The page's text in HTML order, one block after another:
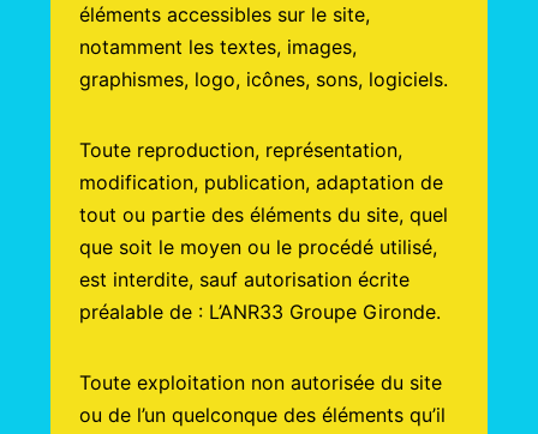
éléments accessibles sur le site,
notamment les textes, images,
graphismes, logo, icônes, sons, logiciels.
Toute reproduction, représentation,
modification, publication, adaptation de
tout ou partie des éléments du site, quel
que soit le moyen ou le procédé utilisé,
est interdite, sauf autorisation écrite
préalable de : L’ANR33 Groupe Gironde.
Toute exploitation non autorisée du site
ou de l’un quelconque des éléments qu’il